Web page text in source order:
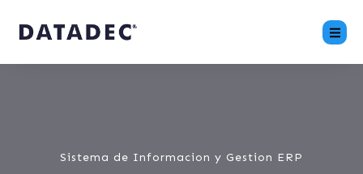
Sistema de Informacion y Gestion ERP